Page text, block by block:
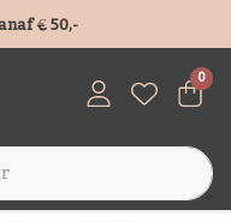
€ 50,-
0